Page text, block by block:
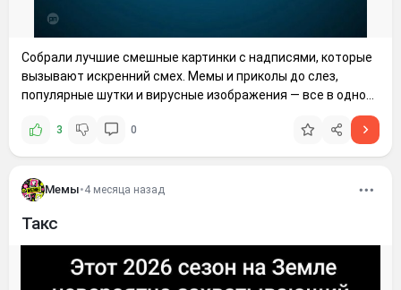
Собрали лучшие смешные картинки с надписями, которые
вызывают искренний смех. Мемы и приколы до слез,
популярные шутки и вирусные изображения — все в одной
3 0
Мемы•4 месяца назад
Такс